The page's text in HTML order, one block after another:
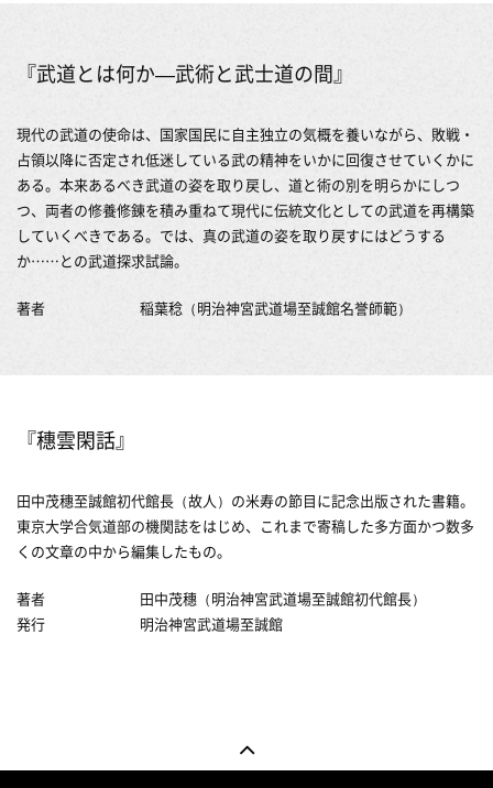
『武道とは何か―武術と武士道の間』
現代の武道の使命は、国家国民に自主独立の気概を養いながら、敗戦・
占領以降に否定され低迷している武の精神をいかに回復させていくかに
ある。本来あるべき武道の姿を取り戻し、道と術の別を明らかにしつ
つ、両者の修養修錬を積み重ねて現代に伝統文化としての武道を再構築
していくべきである。では、真の武道の姿を取り戻すにはどうする
か……との武道探求試論。
著者 稲葉稔（明治神宮武道場至誠館名誉師範）
『穗雲閑話』
田中茂穗至誠館初代館長（故人）の米寿の節目に記念出版された書籍。
東京大学合気道部の機関誌をはじめ、これまで寄稿した多方面かつ数多
くの文章の中から編集したもの。
著者
田中茂穗（明治神宮武道場至誠館初代館長）
発行
明治神宮武道場至誠館